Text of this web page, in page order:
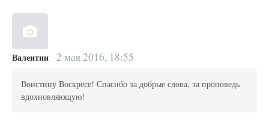
Валентин 2 мая 2016, 18:55
Воистину Воскресе! Спасибо за добрые слова, за проповедь
вдохновляющую!